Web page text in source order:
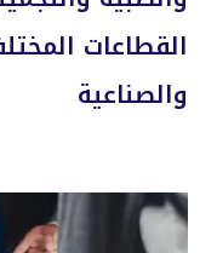
القطاعات
والصناعية